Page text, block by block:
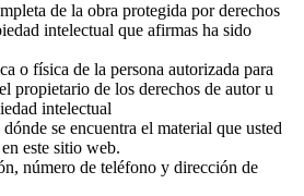
de la obra protegida por derechos
intelectual que afirmas ha sido
o física de la persona autorizada para
propietario de los derechos de autor u
intelectual
se encuentra el material que usted
este sitio web.
número de teléfono y dirección de